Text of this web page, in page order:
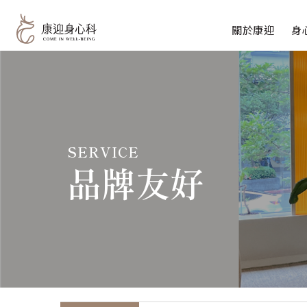
關於康迎
專業團隊
身
一般診
特約門
心理諮
重複
腦波
自律
常見
SERVICE
品牌友好